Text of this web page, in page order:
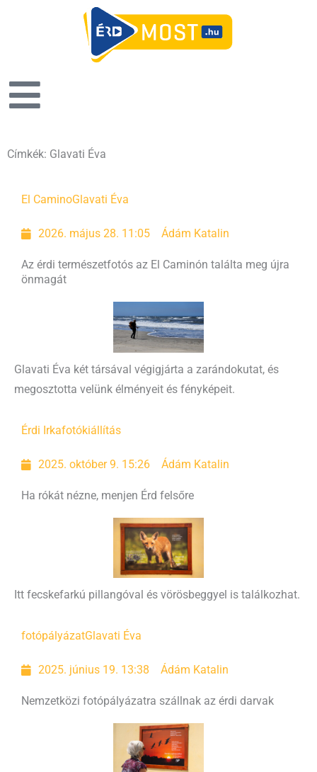
Címkék: Glavati Éva
El CaminoGlavati Éva
2026. május 28. 11:05 Ádám Katalin
Az érdi természetfotós az El Caminón találta meg újra
önmagát
Glavati Éva két társával végigjárta a zarándokutat, és
megosztotta velünk élményeit és fényképeit.
Érdi Irkafotókiállítás
2025. október 9. 15:26 Ádám Katalin
Ha rókát nézne, menjen Érd felsőre
Itt fecskefarkú pillangóval és vörösbeggyel is találkozhat.
fotópályázatGlavati Éva
2025. június 19. 13:38 Ádám Katalin
Nemzetközi fotópályázatra szállnak az érdi darvak